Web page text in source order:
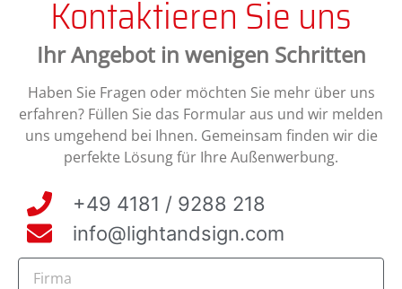
Kontaktieren Sie uns
Ihr Angebot in wenigen Schritten
Haben Sie Fragen oder möchten Sie mehr über uns
erfahren? Füllen Sie das Formular aus und wir melden
uns umgehend bei Ihnen. Gemeinsam finden wir die
perfekte Lösung für Ihre Außenwerbung.
+49 4181 / 9288 218
info@lightandsign.com